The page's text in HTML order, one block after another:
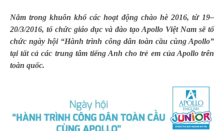
Nằm trong khuôn khổ các hoạt động chào hè 2016, từ 19–
20/3/2016, tổ chức giáo dục và đào tạo Apollo Việt Nam sẽ tổ
chức ngày hội “Hành trình công dân toàn cầu cùng Apollo”
tại tất cả các trung tâm tiếng Anh cho trẻ em của Apollo trên
toàn quốc.